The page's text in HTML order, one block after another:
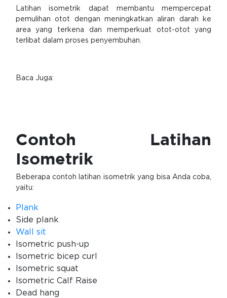
Latihan isometrik dapat membantu mempercepat
pemulihan otot dengan meningkatkan aliran darah ke
area yang terkena dan memperkuat otot-otot yang
terlibat dalam proses penyembuhan.
Baca Juga:
Contoh Latihan
Isometrik
Beberapa contoh latihan isometrik yang bisa Anda coba,
yaitu:
Plank
Side plank
Wall sit
Isometric push-up
Isometric bicep curl
Isometric squat
Isometric Calf Raise
Dead hang